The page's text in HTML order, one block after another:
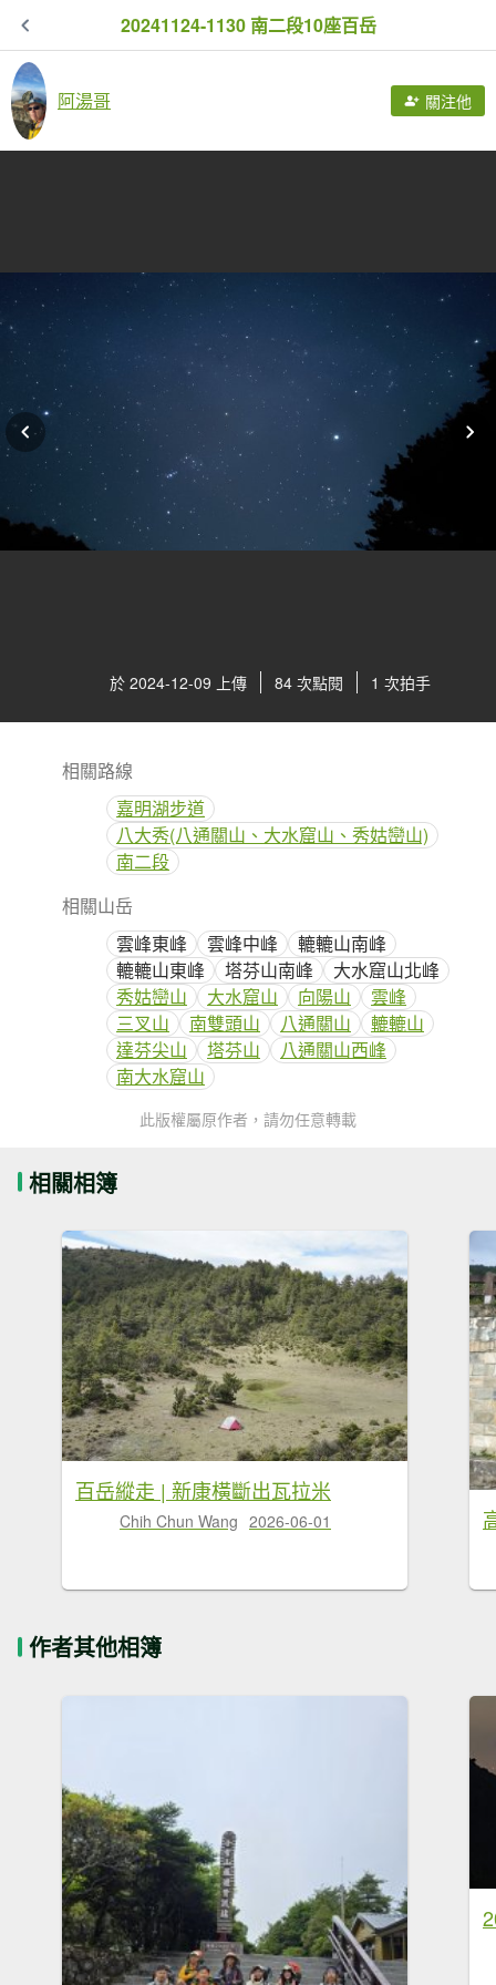
20241124-1130 南二段10座百岳
阿湯哥 關注他
於 2024-12-09 上傳 84 次點閱 1 次拍手
相關路線
嘉明湖步道
八大秀(八通關山、大水窟山、秀姑巒山)
南二段
相關山岳
雲峰東峰
雲峰中峰
轆轆山南峰
轆轆山東峰
塔芬山南峰
大水窟山北峰
秀姑巒山
大水窟山 向陽山
雲峰
三叉山
南雙頭山 八通關山
轆轆山
達芬尖山
塔芬山
八通關山西峰
南大水窟山
此版權屬原作者，請勿任意轉載
相關相簿
百岳縱走 | 新康橫斷出瓦拉米
Chih Chun Wang 2026-06-01
作者其他相簿